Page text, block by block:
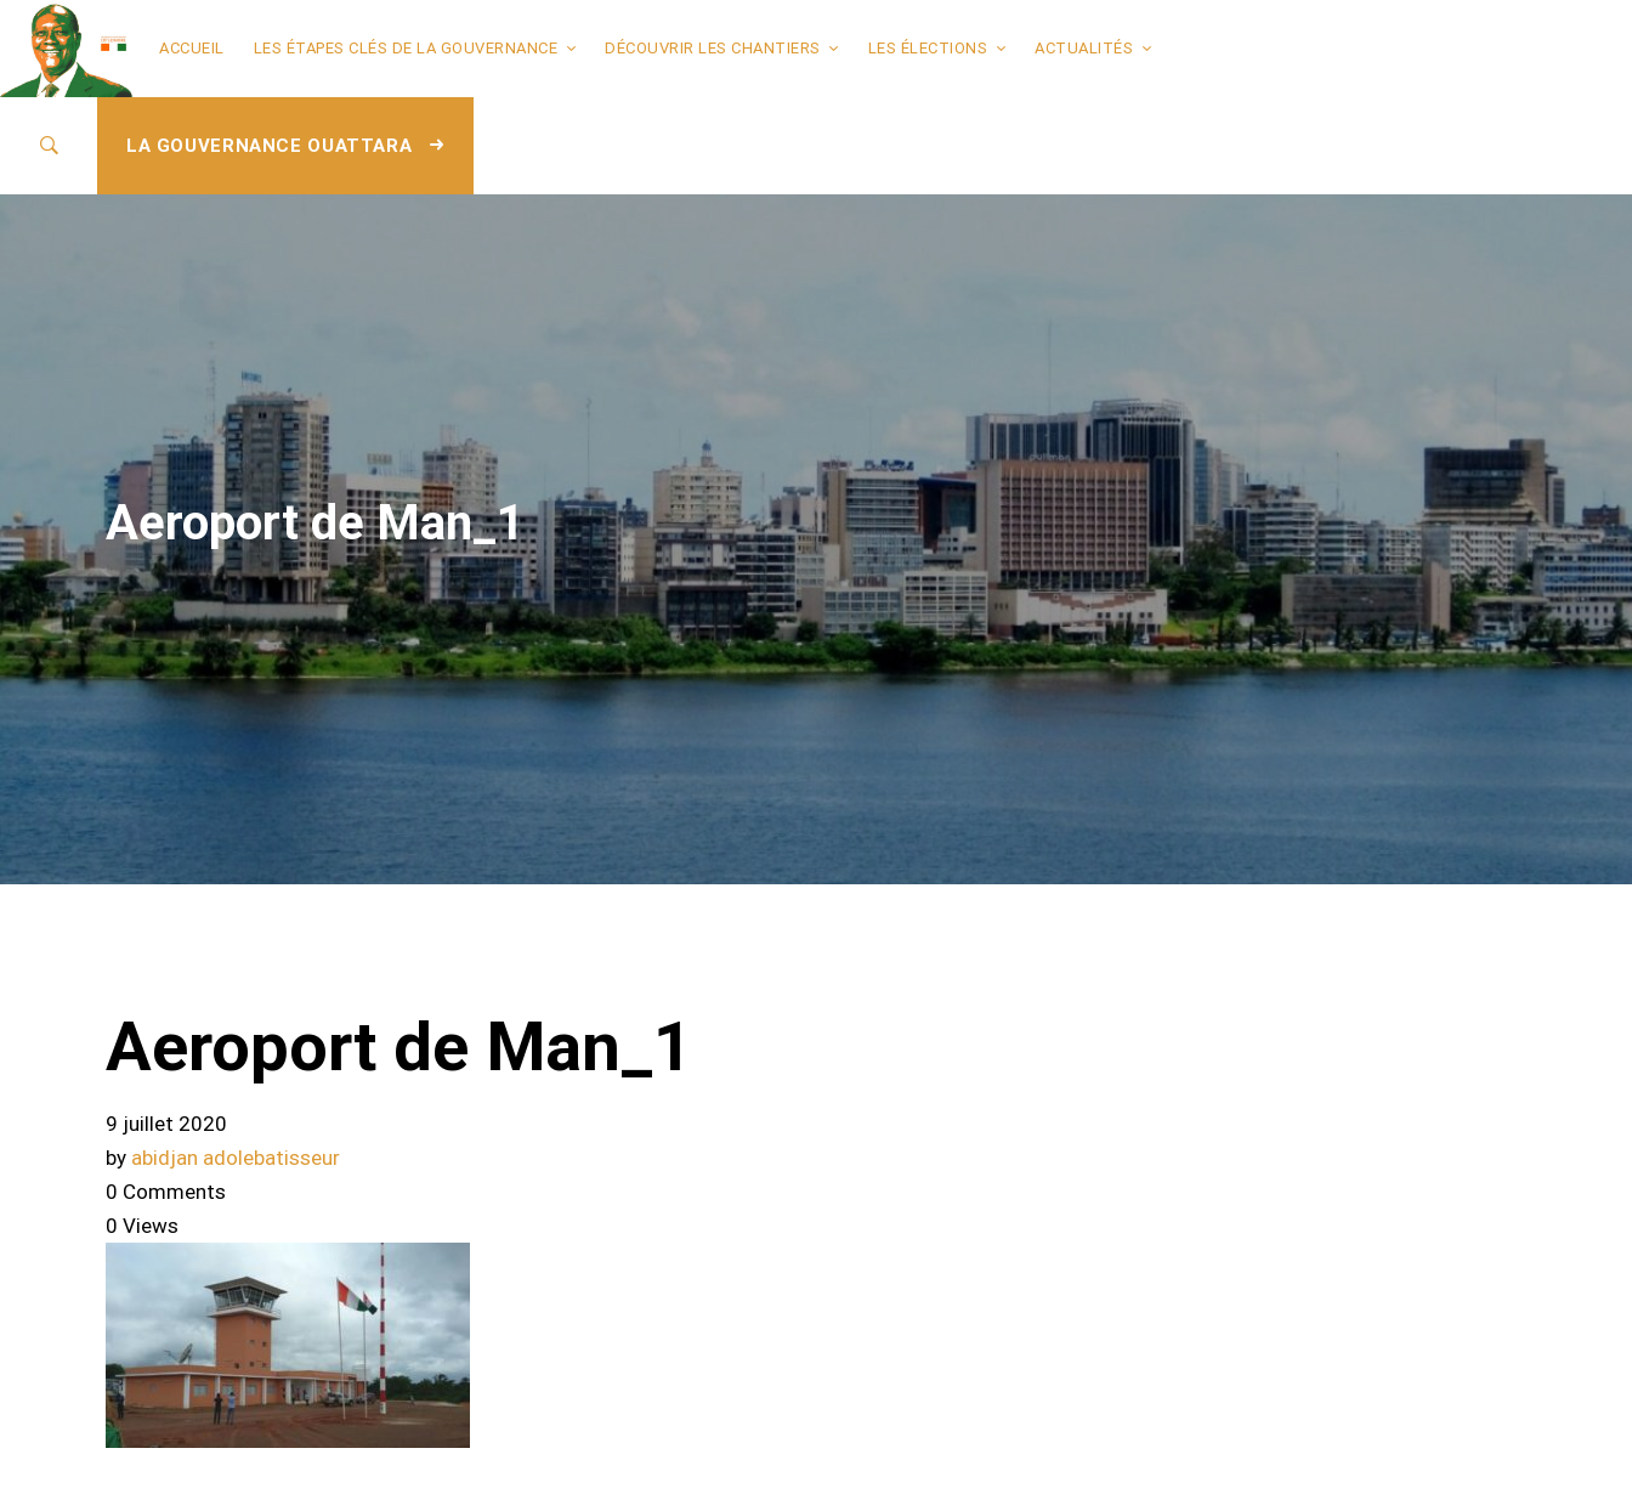
ACCUEIL LES ÉTAPES CLÉS DE LA GOUVERNANCE DÉCOUVRIR LES CHANTIERS LES ÉLECTIONS ACTUALITÉS
LA GOUVERNANCE OUATTARA
Aeroport de Man_1
Aeroport de Man_1
9 juillet 2020
by abidjan adolebatisseur
0 Comments
0 Views